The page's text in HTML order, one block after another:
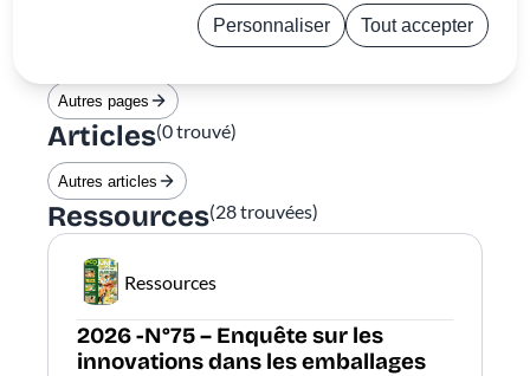
Plus récent
trouvée)
Autres pages
Articles(0trouvé)
Autres articles
Ressources(28trouvées)
Ressources
2026 -N°75 – Enquête sur les
innovations dans les emballages
Personnaliser
Tout accepter